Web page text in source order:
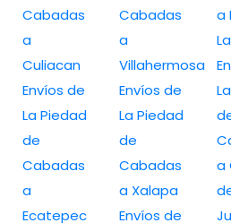
Cabadas
a
Culiacan
Envíos de
La Piedad
de
Cabadas
a
Ecatepec
Cabadas
a
Villahermosa
Envíos de
La Piedad
de
Cabadas
a Xalapa
Envíos de
a
a